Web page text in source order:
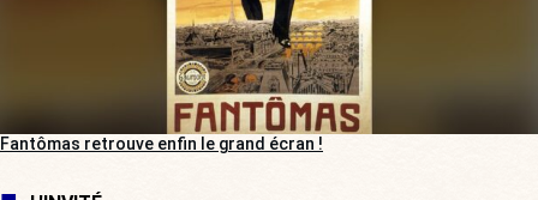
Fantômas retrouve enfin le grand écran !